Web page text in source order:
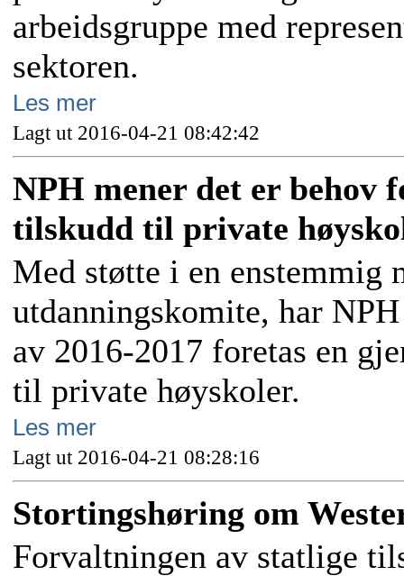
arbeidsgruppe med
sektoren.
Les mer
Lagt ut 2016-04-21 08:42:42
NPH mener det er behov
tilskudd til private
Med støtte i en enstemmig
utdanningskomite, har
av 2016-2017 foretas en
til private høyskoler.
Les mer
Lagt ut 2016-04-21 08:28:16
Stortingshøring om
Forvaltningen av statlige